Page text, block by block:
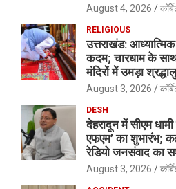
August 4, 2026
RELIGIOUS
उत्तराखंड:
कदम; चारधाम के
मंदिरों में उमड़ा
August 3, 2026
DESH
देहरादून में सीएम
एफएम’ का शुभारंभ;
रेडियो जनसंवाद का
August 3, 2026